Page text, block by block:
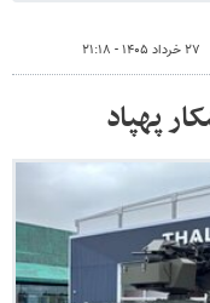
۲۷ خرداد ۱۴۰۵ - ۲۱:۱۸
پهپاد